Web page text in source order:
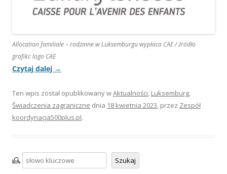
Allocation familiale – rodzinne w Luksemburgu wypłaca CAE / źródło
grafiki: logo CAE
Czytaj dalej →
Ten wpis został opublikowany wAktualności, Luksemburg,
Świadczenia zagraniczne dnia 18 kwietnia 2023, przez Zespół
koordynacja500plus.pl.
Szukaj Szukaj